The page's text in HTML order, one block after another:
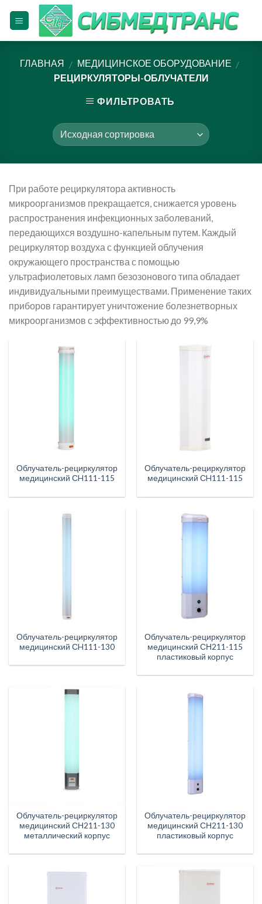
ГЛАВНАЯ / МЕДИЦИНСКОЕ ОБОРУДОВАНИЕ /
РЕЦИРКУЛЯТОРЫ-ОБЛУЧАТЕЛИ
ФИЛЬТРОВАТЬ
При работе рециркулятора активность
микроорганизмов прекращается, снижается уровень
распространения инфекционных заболеваний,
передающихся воздушно-капельным путем. Каждый
рециркулятор воздуха с функцией облучения
окружающего пространства с помощью
ультрафиолетовых ламп безозонового типа обладает
индивидуальными преимуществами. Применение таких
приборов гарантирует уничтожение болезнетворных
микроорганизмов с эффективностью до 99,9%
Облучатель-рециркулятор
медицинский СH111-115
Облучатель-рециркулятор
медицинский СH111-115
Облучатель-рециркулятор
медицинский СH111-130
Облучатель-рециркулятор
медицинский СН211-115
пластиковый корпус
Облучатель-рециркулятор
медицинский СН211-130
металлический корпус
Облучатель-рециркулятор
медицинский СН211-130
пластиковый корпус